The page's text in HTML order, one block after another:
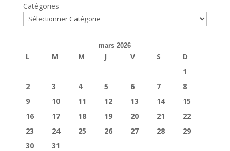
Catégories
mars 2026
L M M J V S
D
1
2
3 4 5 6 7
8
9
10 11 12 13 14
15
16
17 18 19 20 21
22
23
24 25 26 27 28
29
30
31